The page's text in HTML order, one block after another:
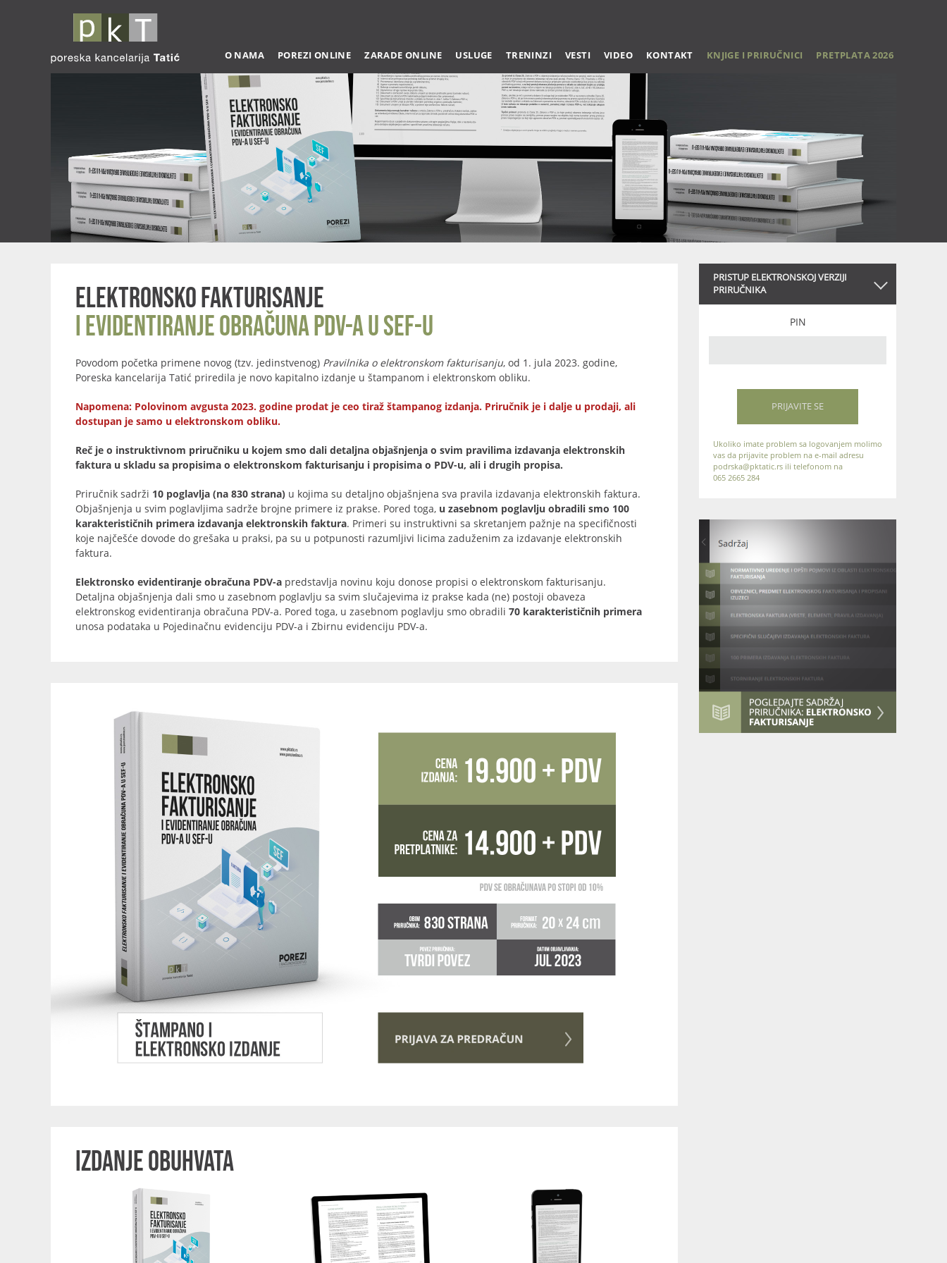
O NAMA POREZI ONLINE ZARADE ONLINE USLUGE TRENINZI VESTI VIDEO KONTAKT KNJIGE I PRIRUČNICI PRETPLATA 2026
Elektronsko fakturisanje
i evidentiranje obračuna PDV-a u SEF-u
Povodom početka primene novog (tzv. jedinstvenog) Pravilnika o elektronskom fakturisanju, od 1. jula 2023. godine,
Poreska kancelarija Tatić priredila je novo kapitalno izdanje u štampanom i elektronskom obliku.
Napomena: Polovinom avgusta 2023. godine prodat je ceo tiraž štampanog izdanja. Priručnik je i dalje u prodaji, ali
dostupan je samo u elektronskom obliku.
Reč je o instruktivnom priručniku u kojem smo dali detaljna objašnjenja o svim pravilima izdavanja elektronskih
faktura u skladu sa propisima o elektronskom fakturisanju i propisima o PDV-u, ali i drugih propisa.
Priručnik sadrži 10 poglavlja (na 830 strana) u kojima su detaljno objašnjena sva pravila izdavanja elektronskih faktura.
Objašnjenja u svim poglavljima sadrže brojne primere iz prakse. Pored toga, u zasebnom poglavlju obradili smo 100
karakterističnih primera izdavanja elektronskih faktura. Primeri su instruktivni sa skretanjem pažnje na specifičnosti
koje najčešće dovode do grešaka u praksi, pa su u potpunosti razumljivi licima zaduženim za izdavanje elektronskih
faktura.
Elektronsko evidentiranje obračuna PDV-a predstavlja novinu koju donose propisi o elektronskom fakturisanju.
Detaljna objašnjenja dali smo u zasebnom poglavlju sa svim slučajevima iz prakse kada (ne) postoji obaveza
elektronskog evidentiranja obračuna PDV-a. Pored toga, u zasebnom poglavlju smo obradili 70 karakterističnih primera
unosa podataka u Pojedinačnu evidenciju PDV-a i Zbirnu evidenciju PDV-a.
IZDANJE OBUHVATA
PRISTUP ELEKTRONSKOJ VERZIJI
PRIRUČNIKA
PIN
PRIJAVITE SE
Ukoliko imate problem sa logovanjem molimo
vas da prijavite problem na e-mail adresu
podrska@pktatic.rs ili telefonom na
065 2665 284